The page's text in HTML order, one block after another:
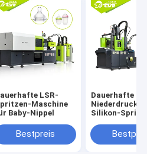
LSR-
Maschine
Baby-Nippel
Bestpreis
Dauerhafte
Niederdruck-
Silikon-
Autoteile